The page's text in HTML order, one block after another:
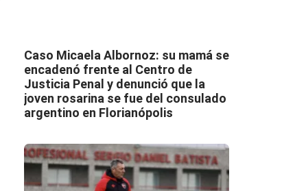
Caso Micaela Albornoz: su mamá se
encadenó frente al Centro de
Justicia Penal y denunció que la
joven rosarina se fue del consulado
argentino en Florianópolis